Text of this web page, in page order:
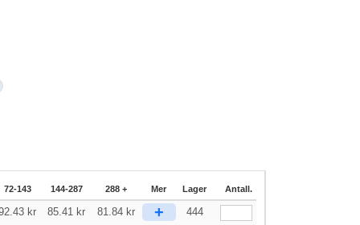
72-143 144-287 288 + Mer Lager Antall.
kr 85.41 kr 81.84 kr + 444